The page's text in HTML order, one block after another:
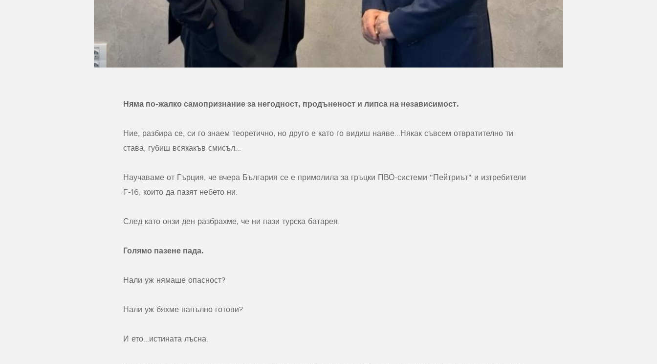
Няма по-жалко самопризнание за негодност, продъненост и липса на независимост.
Ние, разбира се, си го знаем теоретично, но друго е като го видиш наяве...Някак съвсем отвратително ти
става, губиш всякакъв смисъл...
Научаваме от Гърция, че вчера България се е примолила за гръцки ПВО-системи "Пейтриът" и изтребители
F-16, които да пазят небето ни.
След като онзи ден разбрахме, че ни пази турска батарея.
Голямо пазене пада.
Нали уж нямаше опасност?
Нали уж бяхме напълно готови?
И ето...истината лъсна.